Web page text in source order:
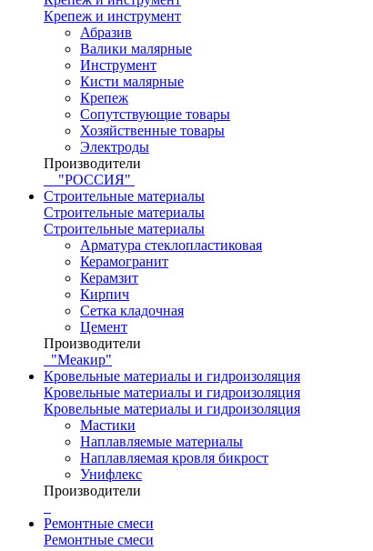
Крепеж и инструмент
Абразив
Валики малярные
Инструмент
Кисти малярные
Крепеж
Сопутствующие товары
Хозяйственные товары
Электроды
Производители
"РОССИЯ"
Строительные материалы
Строительные материалы
Строительные материалы
Арматура стеклопластиковая
Керамогранит
Керамзит
Кирпич
Сетка кладочная
Цемент
Производители
"Меакир"
Кровельные материалы и гидроизоляция
Кровельные материалы и гидроизоляция
Кровельные материалы и гидроизоляция
Мастики
Наплавляемые материалы
Наплавляемая кровля бикрост
Унифлекс
Производители
Ремонтные смеси
Ремонтные смеси